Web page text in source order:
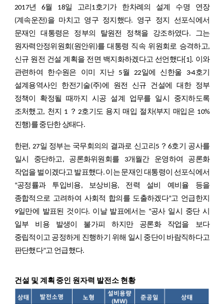
2017년 6월 18일 고리1호기가 한차례의 설계 수명 연장
(계속운전)을 마치고 영구 정지했다. 영구 정지 선포식에서
문재인 대통령은 정부의 탈원전 정책을 강조하였다. 그는
원자력안정위원회(원안위)를 대통령 직속 위원회로 승격하고,
신규 원전 건설 계획을 전면 백지화하겠다고 선언했다[1] . 이와
관련하여 한수원은 이미 지난 5월 22일에 신한울 3·4호기
설계용역사인 한전기술(주)에 원전 신규 건설에 대한 정부
정책이 확정될 때까지 시공 설계 업무를 일시 중지하도록
조처했고, 천지 1？2호기도 용지 매입 절차(부지 매입은 10%
진행)를 중단한 상태다.
한편, 27일 정부는 국무회의의 결과로 신고리5？6호기 공사를
일시 중단하고, 공론화위원회를 3개월간 운영하여 공론화
작업을 벌이겠다고 발표했다. 이는 문재인 대통령이 선포식에서
“공정률과 투입비용, 보상비용, 전력 설비 예비율 등을
종합적으로 고려하여 사회적 합의를 도출하겠다”고 언급한지
9일만에 발표된 것이다. 이날 발표에서는 “공사 일시 중단 시
일부 비용 발생이 불가피 하지만 공론화 작업을 보다
중립적이고 공정하게 진행하기 위해 일시 중단이 바람직하다고
판단했다”고 언급했다.
건설 및 계획 중인 원자력 발전소 현황